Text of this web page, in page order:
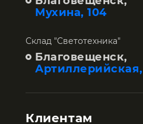
Мухина, 104
Склад "Светотехника"
Благовещенск,
Артиллерийская,
Клиентам